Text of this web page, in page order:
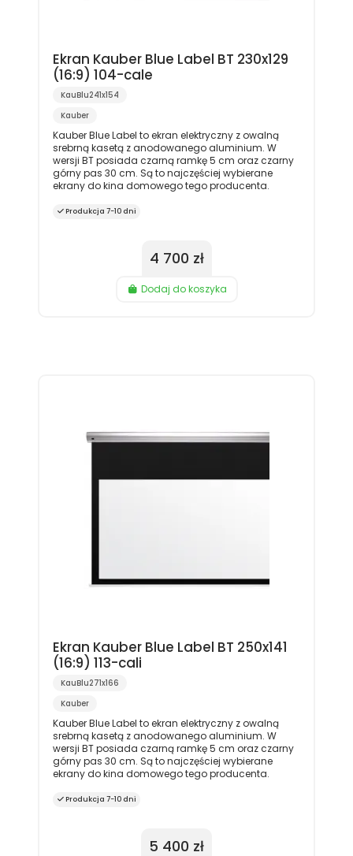
Ekran Kauber Blue Label BT 230x129
(16:9) 104-cale
KauBlu241x154
Kauber
Kauber Blue Label to ekran elektryczny z owalną
srebrną kasetą z anodowanego aluminium. W
wersji BT posiada czarną ramkę 5 cm oraz czarny
górny pas 30 cm. Są to najczęściej wybierane
ekrany do kina domowego tego producenta.
Produkcja 7-10 dni
4 700 zł
Dodaj do koszyka
Ekran Kauber Blue Label BT 250x141
(16:9) 113-cali
KauBlu271x166
Kauber
Kauber Blue Label to ekran elektryczny z owalną
srebrną kasetą z anodowanego aluminium. W
wersji BT posiada czarną ramkę 5 cm oraz czarny
górny pas 30 cm. Są to najczęściej wybierane
ekrany do kina domowego tego producenta.
Produkcja 7-10 dni
5 400 zł